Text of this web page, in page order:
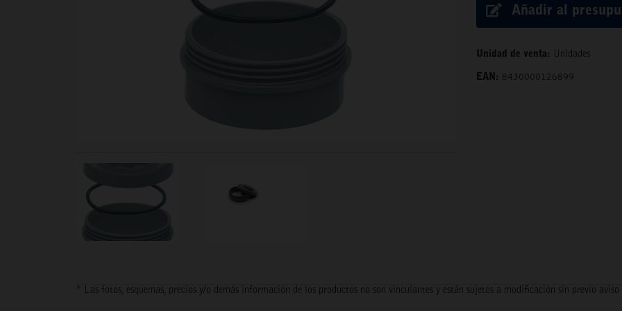
Añadir al
Unidad de venta: Unidades
EAN: 8430000126899
* Las fotos, esquemas, precios y/o demás información de los productos no son vinculantes y están sujetos a modificación sin previo aviso